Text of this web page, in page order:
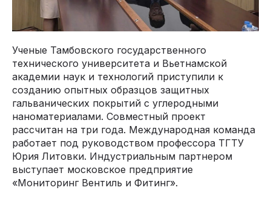
Ученые Тамбовского государственного
технического университета и Вьетнамской
академии наук и технологий приступили к
созданию опытных образцов защитных
гальванических покрытий с углеродными
наноматериалами. Совместный проект
рассчитан на три года. Международная команда
работает под руководством профессора ТГТУ
Юрия Литовки. Индустриальным партнером
выступает московское предприятие
«Мониторинг Вентиль и Фитинг».